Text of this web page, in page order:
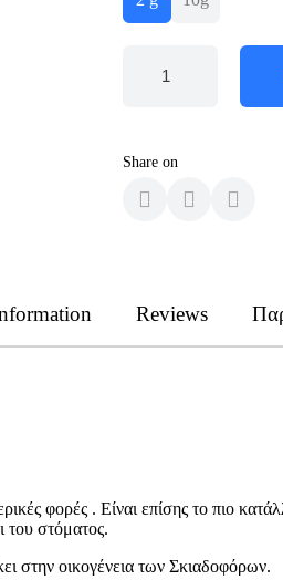
Share on
Reviews
φορές . Είναι επίσης το πιο
του στόματος.
στην οικογένεια των Σκιαδοφόρων.